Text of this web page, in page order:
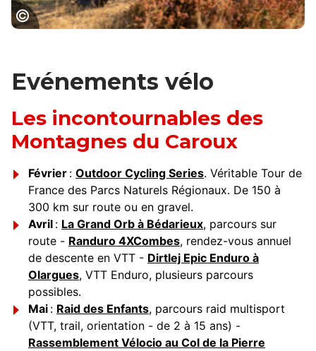
Evénements vélo
Les incontournables des
Montagnes du Caroux
Février : Outdoor Cycling Series. Véritable Tour de
France des Parcs Naturels Régionaux. De 150 à
300 km sur route ou en gravel.
Avril : La Grand Orb à Bédarieux, parcours sur
route - Randuro 4XCombes, rendez-vous annuel
de descente en VTT - Dirtlej Epic Enduro à
Olargues, VTT Enduro, plusieurs parcours
possibles.
Mai : Raid des Enfants, parcours raid multisport
(VTT, trail, orientation - de 2 à 15 ans) -
Rassemblement Vélocio au Col de la Pierre